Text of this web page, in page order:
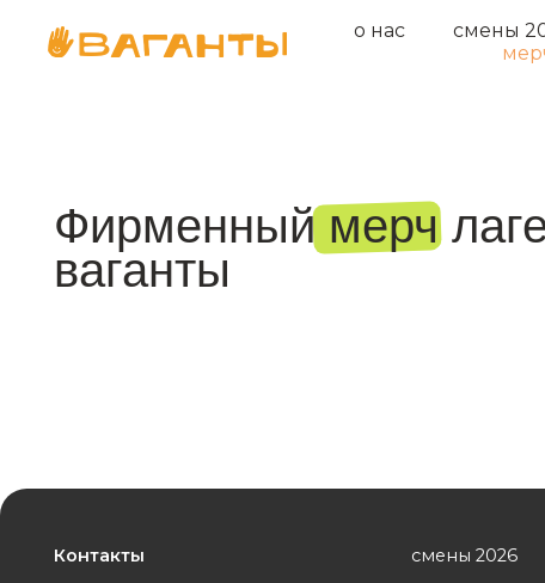
о нас смены
Фирменный мерч лагеря
ваганты
gorizont-vagant@yandex.ru компенсация 2026